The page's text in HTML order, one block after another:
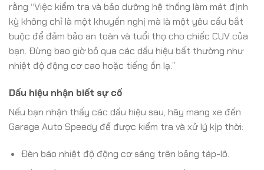
rằng “Việc kiểm tra và bảo dưỡng hệ thống làm mát định
kỳ không chỉ là một khuyến nghị mà là một yêu cầu bắt
buộc để đảm bảo an toàn và tuổi thọ cho chiếc CUV của
bạn. Đừng bao giờ bỏ qua các dấu hiệu bất thường như
nhiệt độ động cơ cao hoặc tiếng ồn lạ.”
Dấu hiệu nhận biết sự cố
Nếu bạn nhận thấy các dấu hiệu sau, hãy mang xe đến
Garage Auto Speedy để được kiểm tra và xử lý kịp thời:
Đèn báo nhiệt độ động cơ sáng trên bảng táp-lô.